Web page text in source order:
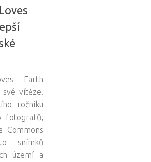
Earth
své vítěze!
ročníku
fotografů,
Commons
snímků
území a